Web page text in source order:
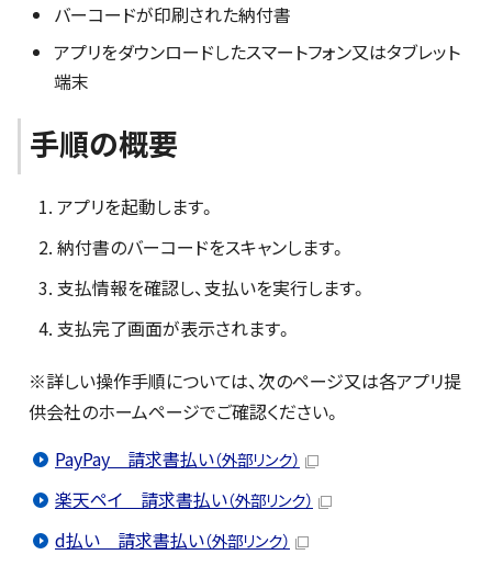
バーコードが印刷された納付書
アプリをダウンロードしたスマートフォン又はタブレット
端末
手順の概要
アプリを起動します。
納付書のバーコードをスキャンします。
支払情報を確認し、支払いを実行します。
支払完了画面が表示されます。
※詳しい操作手順については、次のページ又は各アプリ提
供会社のホームページでご確認ください。
PayPay 請求書払い（外部リンク）
楽天ペイ 請求書払い（外部リンク）
d払い 請求書払い（外部リンク）